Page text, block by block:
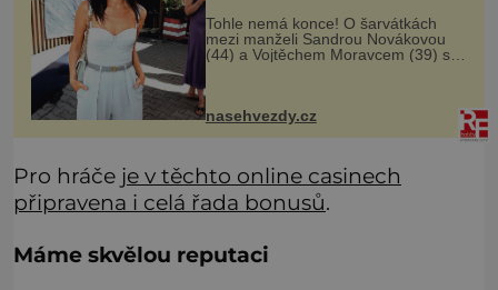
Tohle nemá konce! O šarvátkách
mezi manželi Sandrou Novákovou
(44) a Vojtěchem Moravcem (39) se
doufal, že horká zem u herečky ze
seriálu Ulice a režiséra vychladne,
nasehvezdy.cz
Pro hráče je v těchto online casinech
připravena i celá řada bonusů.
Máme skvělou reputaci